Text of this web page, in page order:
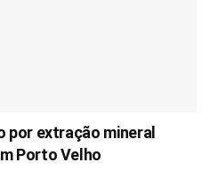
por extração mineral
Porto Velho